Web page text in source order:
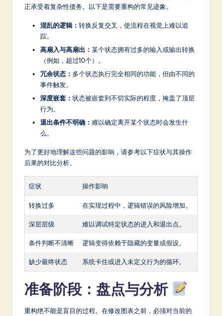
o
w
正承受着复杂性债务。以下是需要重构的常见迹象。
混乱的逻辑： 转换反复交叉，使流程在视觉上难以追
踪。
高扇入与高扇出： 某个状态拥有过多的输入或输出转换
（例如，超过10个）。
冗余状态： 多个状态执行完全相同的功能，但由不同的
事件触发。
深度嵌套： 状态被嵌套到不切实际的程度，掩盖了顶层
行为。
退出条件不明确： 难以确定离开某个状态时会发生什
么。
为了更好地理解这些问题的影响，请参考以下症状与其操作
后果的对比分析。
症状 操作影响
转换过多 在实现过程中，逻辑错误的风险增加。
深层层级 难以调试特定状态的进入和退出点。
条件判断不清晰 逻辑变得依赖于隐藏的变量或假设。
缺少最终状态 系统卡住或进入未定义行为的循环。
准备阶段：盘点与分析
重构绝不能是盲目的过程。在修改图表之前，必须对当前的